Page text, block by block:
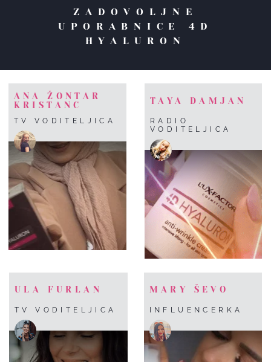
ZADOVOLJNE
UPORABNICE 4D
HYALURON
ANA ŽONTAR
KRISTANC
TV VODITELJICA
TAYA DAMJAN
RADIO
VODITELJICA
ULA FURLAN
TV VODITELJICA
MARY ŠEVO
INFLUENCERKA